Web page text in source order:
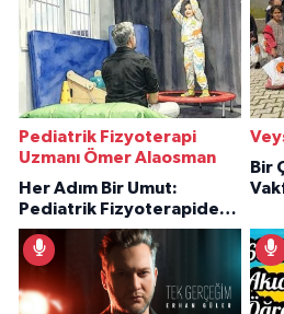
Pediatrik Fizyoterapi
Uzmanı Ömer Alaosman
Her Adım Bir Umut:
Pediatrik Fizyoterapiden
İlham Veren Hikâyeler
Bir